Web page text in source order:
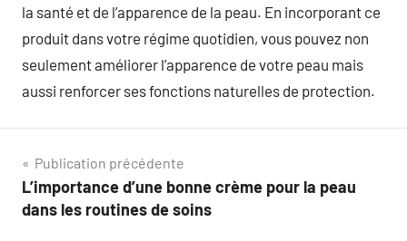
la santé et de l’apparence de la peau. En incorporant ce
produit dans votre régime quotidien, vous pouvez non
seulement améliorer l’apparence de votre peau mais
aussi renforcer ses fonctions naturelles de protection.
Navigation
de
Publication précédente
L’importance d’une bonne crème pour la peau
dans les routines de soins